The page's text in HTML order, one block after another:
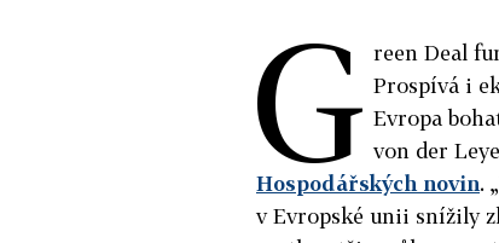
G reen Deal
Prospívá i
Evropa
von der
Hospodářských novin.
v Evropské unii snížily